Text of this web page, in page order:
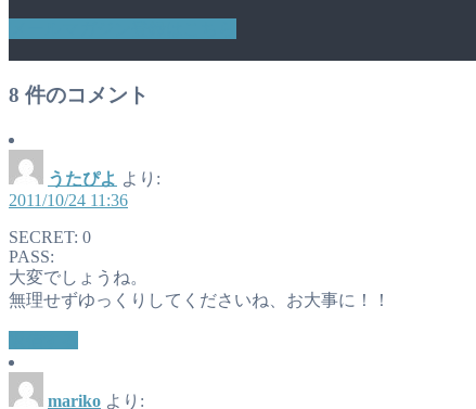
8 件のコメント
うたぴよ より:
2011/10/24 11:36
SECRET: 0
PASS:
大変でしょうね。
無理せずゆっくりしてくださいね、お大事に！！
mariko より: